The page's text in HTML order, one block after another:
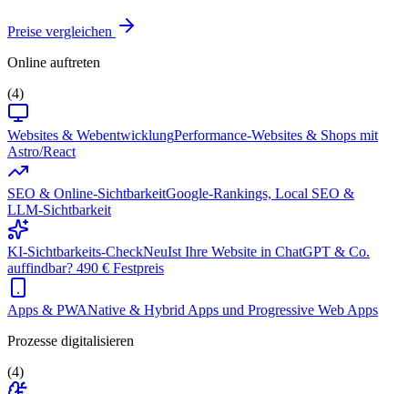
Preise vergleichen
Online auftreten
(4)
Websites & WebentwicklungPerformance-Websites & Shops mit
Astro/React
SEO & Online-SichtbarkeitGoogle-Rankings, Local SEO &
LLM-Sichtbarkeit
KI-Sichtbarkeits-CheckNeuIst Ihre Website in ChatGPT & Co.
auffindbar? 490 € Festpreis
Apps & PWANative & Hybrid Apps und Progressive Web Apps
Prozesse digitalisieren
(4)